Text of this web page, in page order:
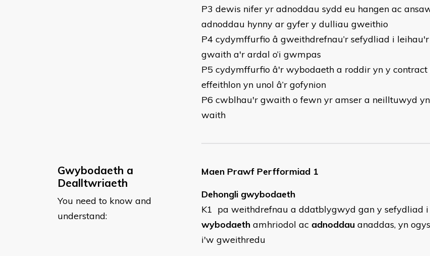
P3 dewis nifer yr adnoddau sydd eu hangen ac
adnoddau hynny ar gyfer y dulliau gweithio
P4 cydymffurfio â gweithdrefnau’r sefydliad i
gwaith a'r ardal o’i gwmpas
P5 cydymffurfio â'r wybodaeth a roddir yn y
effeithlon yn unol â’r gofynion
P6 cwblhau'r gwaith o fewn yr amser a neilltuwyd
waith
Gwybodaeth a
Dealltwriaeth
You need to know and
understand:
Maen Prawf Perfformiad 1
Dehongli gwybodaeth
K1 pa weithdrefnau a ddatblygwyd gan y sefydliad
wybodaeth amhriodol ac adnoddau anaddas, yn
i'w gweithredu